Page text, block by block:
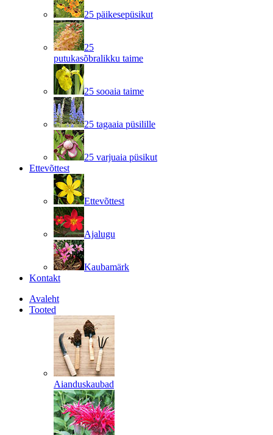
25 päikesepüsikut
25
putukasõbralikku taime
25 sooaia taime
25 tagaaia püsilille
25 varjuaia püsikut
Ettevõttest
Ettevõttest
Ajalugu
Kaubamärk
Kontakt
Avaleht
Tooted
Aianduskaubad